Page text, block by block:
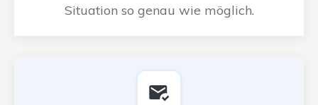
Situation so genau wie möglich.